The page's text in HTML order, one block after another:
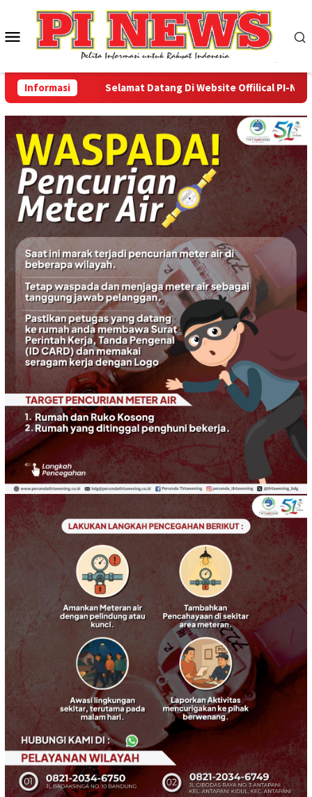
konten
Menu
Mobile
Informasi Selamat Datang Di Website Offilical PI-News